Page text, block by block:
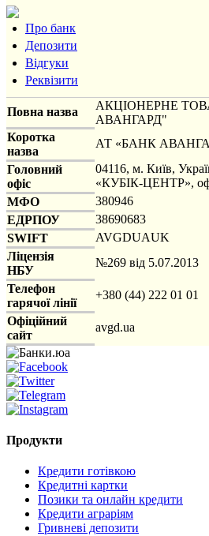
Про банк
Депозити
Відгуки
Реквізити
Повна назва
АКЦІОНЕРНЕ
АВАНГАРД"
Коротка
назва
АТ «БАНК
Головний
офіс
04116, м. Київ,
«КУБІК-ЦЕНТР»,
МФО
380946
ЕДРПОУ
38690683
SWIFT
AVGDUAUK
Ліцензія
НБУ
№269 від 5.07.2013
Телефон
гарячої лінії
+380 (44) 222 01 01
Офіційний
сайт
avgd.ua
Продукти
Кредити готівкою
Кредитні картки
Позики та онлайн кредити
Кредити аграріям
Гривневі депозити